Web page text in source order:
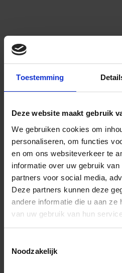
Toestemming
Deze website maakt gebruik
We gebruiken cookies om
personaliseren, om functies
en om ons websiteverkeer te
informatie over uw gebruik
partners voor social media,
Deze partners kunnen deze
andere informatie die u aan ze
van uw gebruik van hun
Noodzakelijk